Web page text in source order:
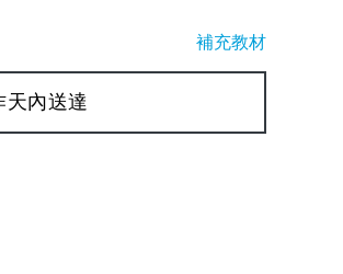
補充教材
天內送達